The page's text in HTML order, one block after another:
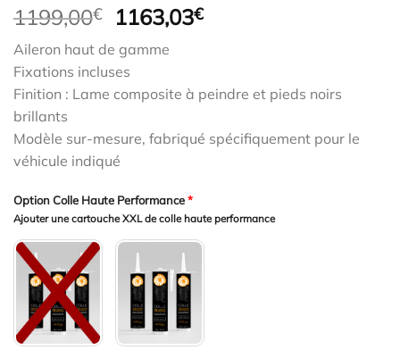
1199,00€
Le
initial
était :
1199,00€.
1163,03€Le
1163,03€.
Aileron haut de gamme
Fixations incluses
Finition : Lame composite à peindre et pieds noirs
brillants
Modèle sur-mesure, fabriqué spécifiquement pour le
véhicule indiqué
Option Colle Haute Performance*
Ajouter une cartouche XXL de colle haute performance